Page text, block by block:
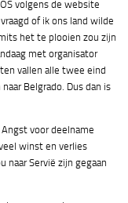
volgens de website
of ik ons land wilde
het te plooien zou zijn
met organisator
vallen alle twee eind
Belgrado. Dus dan is
Angst voor deelname
winst en verlies
naar Servië zijn gegaan